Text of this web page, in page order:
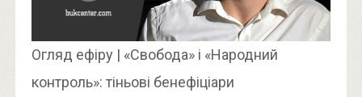
Огляд ефіру | «Свобода» і «Народний
контроль»: тіньові бенефіціари